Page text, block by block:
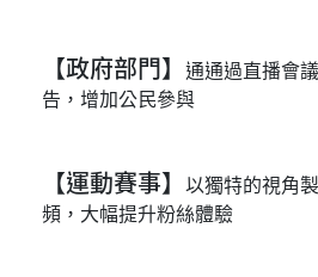
【政府部門】 通通過直播會
告，增加公民參與
【運動賽事】 以獨特的視角
頻，大幅提升粉絲體驗